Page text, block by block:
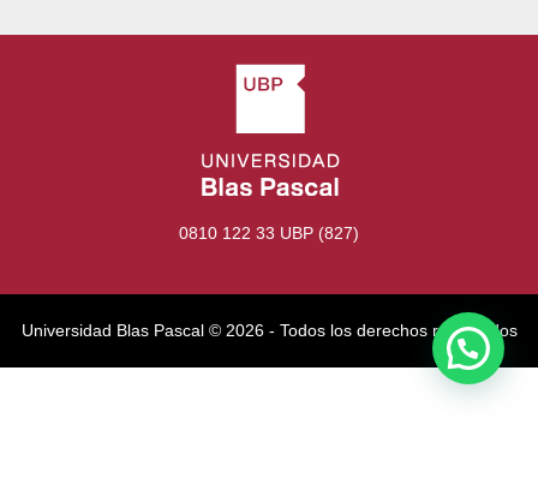
0810 122 33 UBP (827)
Universidad Blas Pascal ©️ 2026 - Todos los derechos reservados